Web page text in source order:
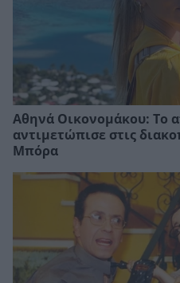
Αθηνά Οικονομάκου: Το
αντιμετώπισε στις
Μπόρα